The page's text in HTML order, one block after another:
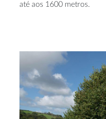
até aos 1600 metros.